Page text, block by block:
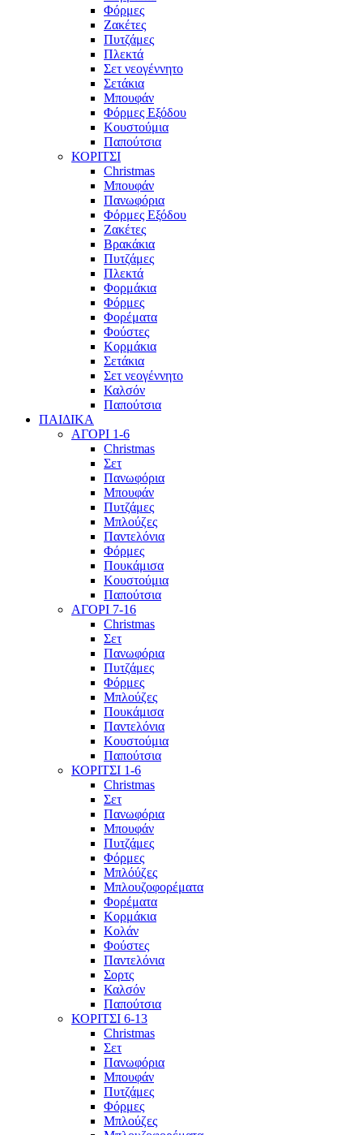
Φόρμες
Ζακέτες
Πυτζάμες
Πλεκτά
Σετ νεογέννητο
Σετάκια
Μπουφάν
Φόρμες Εξόδου
Κουστούμια
Παπούτσια
ΚΟΡΙΤΣΙ
Christmas
Μπουφάν
Πανωφόρια
Φόρμες Εξόδου
Ζακέτες
Βρακάκια
Πυτζάμες
Πλεκτά
Φορμάκια
Φόρμες
Φορέματα
Φούστες
Κορμάκια
Σετάκια
Σετ νεογέννητο
Καλσόν
Παπούτσια
ΠΑΙΔΙΚΑ
ΑΓΟΡΙ 1-6
Christmas
Σετ
Πανωφόρια
Μπουφάν
Πυτζάμες
Μπλούζες
Παντελόνια
Φόρμες
Πουκάμισα
Κουστούμια
Παπούτσια
ΑΓΟΡΙ 7-16
Christmas
Σετ
Πανωφόρια
Πυτζάμες
Φόρμες
Μπλούζες
Πουκάμισα
Παντελόνια
Κουστούμια
Παπούτσια
ΚΟΡΙΤΣΙ 1-6
Christmas
Σετ
Πανωφόρια
Μπουφάν
Πυτζάμες
Φόρμες
Μπλόύζες
Μπλουζοφορέματα
Φορέματα
Κορμάκια
Κολάν
Φούστες
Παντελόνια
Σορτς
Καλσόν
Παπούτσια
ΚΟΡΙΤΣΙ 6-13
Christmas
Σετ
Πανωφόρια
Μπουφάν
Πυτζάμες
Φόρμες
Μπλούζες